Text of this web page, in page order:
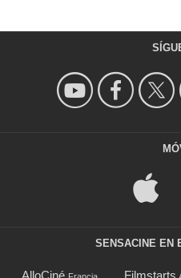
SENSACINE EN
AlloCiné Filmstarts